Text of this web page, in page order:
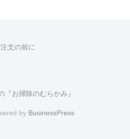
文の前に
お掃除のむらかみ』
by BusinessPress